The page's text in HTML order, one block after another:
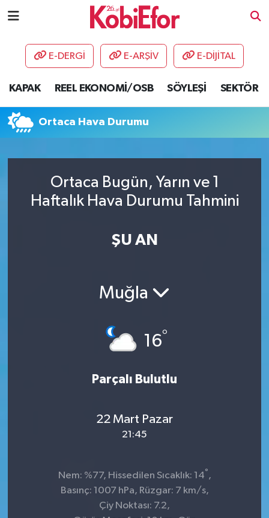
E-DERGİ E-ARŞİV E-DİJİTAL
KAPAK REEL EKONOMİ/OSB SÖYLEŞİ SEKTÖR
Ortaca Hava Durumu
Ortaca Bugün, Yarın ve 1
Haftalık Hava Durumu Tahmini
ŞU AN
Muğla
16°
Parçalı Bulutlu
22 Mart Pazar
21:45
Nem: %77, Hissedilen Sıcaklık: 14° ,
Basınç: 1007 hPa, Rüzgar: 7 km/s,
Çiy Noktası: 7.2,
AKADEMİ
DESTEK-TEŞVİK
ETKİNLİK
HABERLER